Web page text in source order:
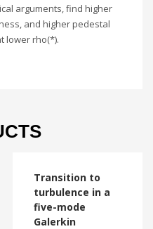
arguments, find higher
and higher pedestal
lower rho(*).
Transition to
turbulence in a
five-mode
Galerkin